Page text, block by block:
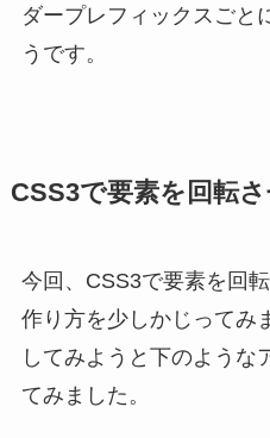
ダープレフィックスごと
うです。
CSS3で要素を回転
今回、CSS3で要素を回
作り方を少しかじってみ
してみようと下のような
てみました。